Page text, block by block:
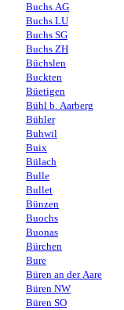
Buchs AG
Buchs LU
Buchs SG
Buchs ZH
Büchslen
Buckten
Büetigen
Bühl b. Aarberg
Bühler
Buhwil
Buix
Bülach
Bulle
Bullet
Bünzen
Buochs
Buonas
Bürchen
Bure
Büren an der Aare
Büren NW
Büren SO